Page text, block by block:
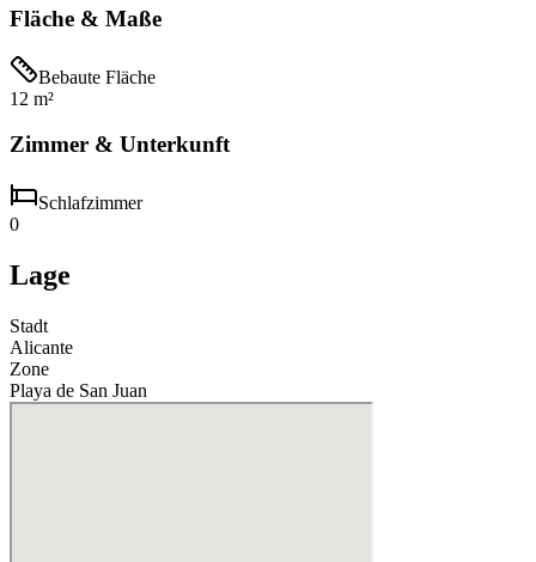
Fläche & Maße
Bebaute Fläche
12 m²
Zimmer & Unterkunft
Schlafzimmer
0
Lage
Stadt
Alicante
Zone
Playa de San Juan